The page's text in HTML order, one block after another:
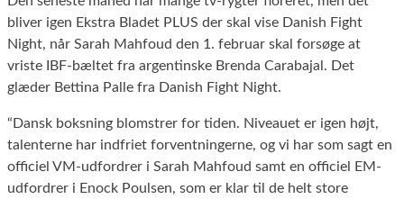
bliver igen Ekstra Bladet PLUS der skal vise Danish Fight
Night, når Sarah Mahfoud den 1. februar skal forsøge at
vriste IBF-bæltet fra argentinske Brenda Carabajal. Det
glæder Bettina Palle fra Danish Fight Night.
“Dansk boksning blomstrer for tiden. Niveauet er igen højt,
talenterne har indfriet forventningerne, og vi har som sagt en
officiel VM-udfordrer i Sarah Mahfoud samt en officiel EM-
udfordrer i Enock Poulsen, som er klar til de helt store